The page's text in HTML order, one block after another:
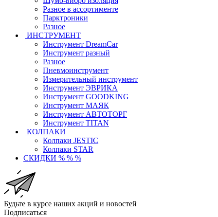
Разное в ассортименте
Парктроники
Разное
ИНСТРУМЕНТ
Инструмент DreamCar
Инструмент разный
Разное
Пневмоинструмент
Измерительный инструмент
Инструмент ЭВРИКА
Инструмент GOODKING
Инструмент МАЯК
Инструмент АВТОТОРГ
Инструмент TITAN
КОЛПАКИ
Колпаки JESTIC
Колпаки STAR
СКИДКИ % % %
Будьте в курсе наших акций и новостей
Подписаться